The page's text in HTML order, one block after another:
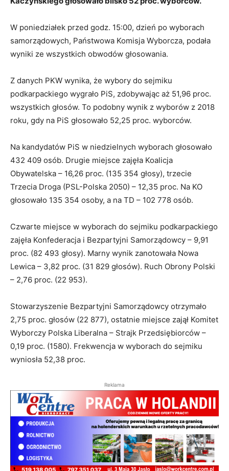
W poniedziałek przed godz. 15:00, dzień po wyborach
samorządowych, Państwowa Komisja Wyborcza, podała
wyniki ze wszystkich obwodów głosowania.
Z danych PKW wynika, że wybory do sejmiku
podkarpackiego wygrało PiS, zdobywając aż 51,96 proc.
wszystkich głosów. To podobny wynik z wyborów z 2018
roku, gdy na PiS głosowało 52,25 proc. wyborców.
Na kandydatów PiS w niedzielnych wyborach głosowało
432 409 osób. Drugie miejsce zajęła Koalicja
Obywatelska – 16,26 proc. (135 354 głosy), trzecie
Trzecia Droga (PSL-Polska 2050) – 12,35 proc. Na KO
głosowało 135 354 osoby, a na TD – 102 778 osób.
Czwarte miejsce w wyborach do sejmiku podkarpackiego
zajęła Konfederacja i Bezpartyjni Samorządowcy – 9,91
proc. (82 493 głosy). Marny wynik zanotowała Nowa
Lewica – 3,82 proc. (31 829 głosów). Ruch Obrony Polski
– 2,76 proc. (22 953).
Stowarzyszenie Bezpartyjni Samorządowcy otrzymało
2,75 proc. głosów (22 877), ostatnie miejsce zajął Komitet
Wyborczy Polska Liberalna – Strajk Przedsiębiorców –
0,19 proc. (1580). Frekwencja w wyborach do sejmiku
wyniosła 52,38 proc.
Reklama